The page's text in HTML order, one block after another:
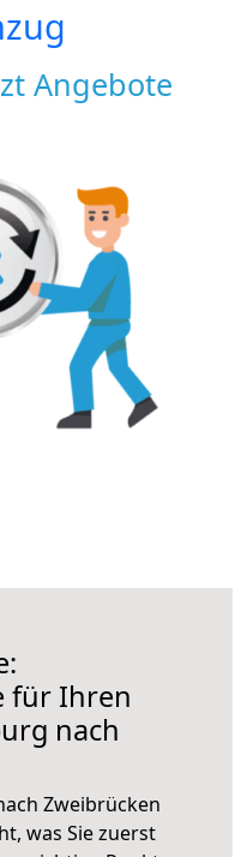
Angebote
für Ihren
nach
Zweibrücken
was Sie zuerst